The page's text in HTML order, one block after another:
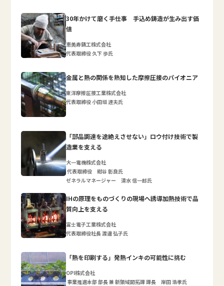
30年かけて磨く手仕事 手込め鋳造が生み出す価
値
恵美寿鋳工株式会社
代表取締役 久下 歩氏
金属と熱の関係を熟知した摩擦圧接のパイオニア
東洋摩擦圧接工業株式会社
代表取締役 小田垣 達夫氏
「部品調達を途絶えさせない」ロウ付け技術で製
造業を支える
大一電機株式会社
代表取締役 紺谷 彰良氏
ゼネラルマネージャー 清水 信一郎氏
IHの原理をものづくりの現場へ誘導加熱技術で品
質向上を支える
富士電子工業株式会社
代表取締役社長 渡邊 弘子氏
「熱を印刷する」発熱インキの可能性に挑む
OPI株式会社
事業推進本部 部長 兼 新領域開拓課 課長 岸田 浩孝氏